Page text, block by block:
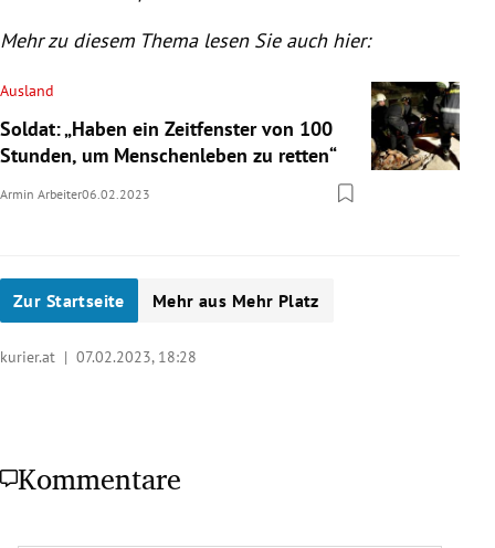
Mehr zu diesem Thema lesen Sie auch hier:
Ausland
Soldat: „Haben ein Zeitfenster von 100
Stunden, um Menschenleben zu retten“
Armin Arbeiter06.02.2023
Zur Startseite Mehr aus Mehr Platz
kurier.at | 07.02.2023, 18:28
Kommentare